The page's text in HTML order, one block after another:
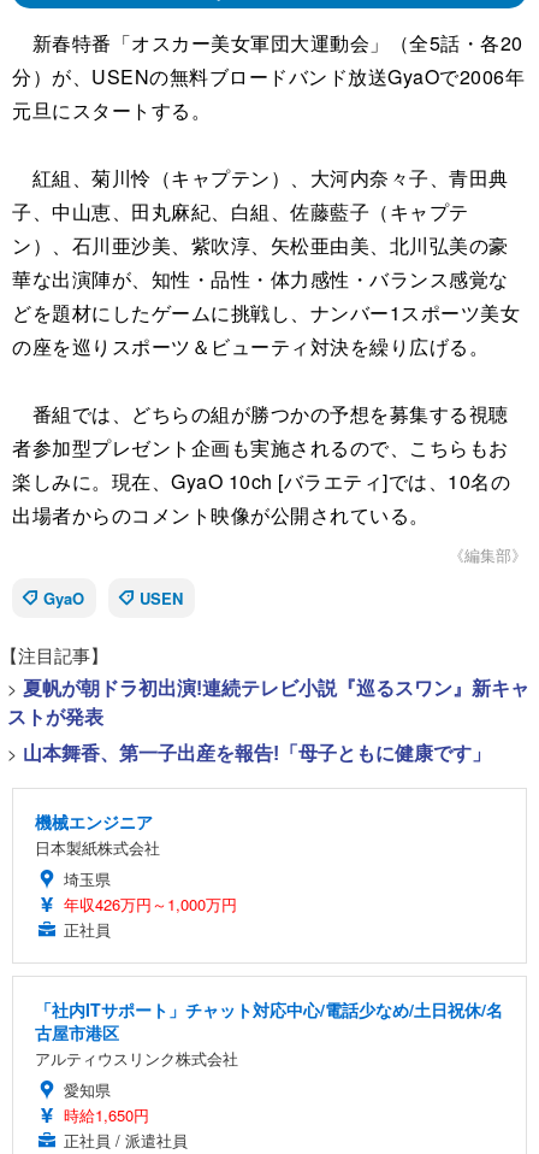
新春特番「オスカー美女軍団大運動会」（全5話・各20
分）が、USENの無料ブロードバンド放送GyaOで2006年
元旦にスタートする。
紅組、菊川怜（キャプテン）、大河内奈々子、青田典
子、中山恵、田丸麻紀、白組、佐藤藍子（キャプテ
ン）、石川亜沙美、紫吹淳、矢松亜由美、北川弘美の豪
華な出演陣が、知性・品性・体力感性・バランス感覚な
どを題材にしたゲームに挑戦し、ナンバー1スポーツ美女
の座を巡りスポーツ＆ビューティ対決を繰り広げる。
番組では、どちらの組が勝つかの予想を募集する視聴
者参加型プレゼント企画も実施されるので、こちらもお
楽しみに。現在、GyaO 10ch [バラエティ]では、10名の
出場者からのコメント映像が公開されている。
《編集部》
GyaO
USEN
【注目記事】
> 夏帆が朝ドラ初出演!連続テレビ小説『巡るスワン』新キャ
ストが発表
> 山本舞香、第一子出産を報告!「母子ともに健康です」
機械エンジニア
日本製紙株式会社
埼玉県
年収426万円～1,000万円
正社員
「社内ITサポート」チャット対応中心/電話少なめ/土日祝休/名
古屋市港区
アルティウスリンク株式会社
愛知県
時給1,650円
正社員 / 派遣社員